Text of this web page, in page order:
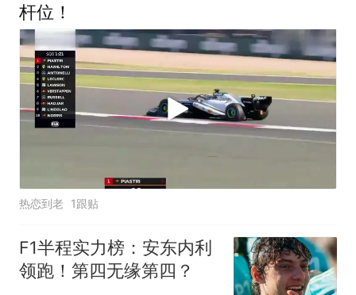
杆位！
热恋到老 1跟贴
F1半程实力榜：安东内利
领跑！第四无缘第四？